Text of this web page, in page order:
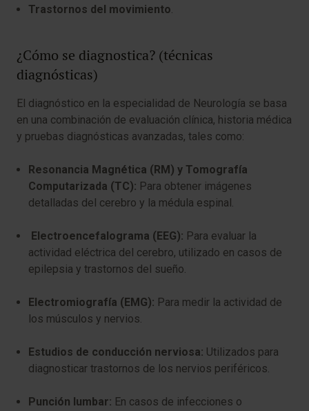
Trastornos del movimiento.
¿Cómo se diagnostica? (técnicas
diagnósticas)
El diagnóstico en la especialidad de Neurología se basa
en una combinación de evaluación clínica, historia médica
y pruebas diagnósticas avanzadas, tales como:
Resonancia Magnética (RM) y Tomografía
Computarizada (TC): Para obtener imágenes
detalladas del cerebro y la médula espinal.
Electroencefalograma (EEG): Para evaluar la
actividad eléctrica del cerebro, utilizado en casos de
epilepsia y trastornos del sueño.
Electromiografía (EMG): Para medir la actividad de
los músculos y nervios.
Estudios de conducción nerviosa: Utilizados para
diagnosticar trastornos de los nervios periféricos.
Punción lumbar: En casos de infecciones o